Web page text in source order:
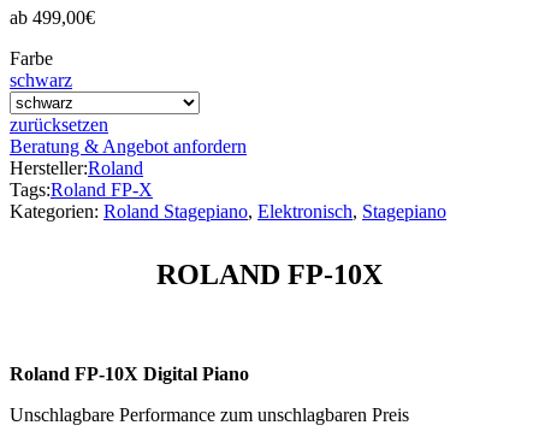
ab 499,00€
Farbe
schwarz
zurücksetzen
Beratung & Angebot anfordern
Hersteller:Roland
Tags:Roland FP-X
Kategorien: Roland Stagepiano, Elektronisch, Stagepiano
ROLAND FP-10X
Roland FP-10X Digital Piano
Unschlagbare Performance zum unschlagbaren Preis